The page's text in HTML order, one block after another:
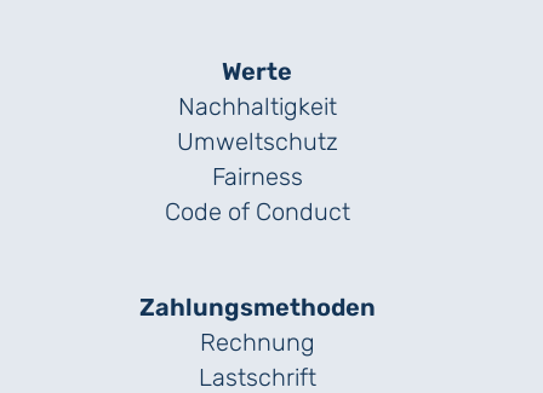
Werte
Nachhaltigkeit
Umweltschutz
Fairness
Code of Conduct
Zahlungs­methoden
Rechnung
Lastschrift